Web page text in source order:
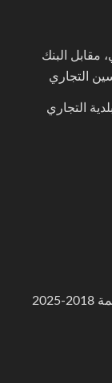
مقابل البنك
التجاري
التجاري